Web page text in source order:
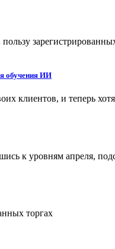
обучения ИИ
клиентов, и теперь
к уровням апреля,
торгах